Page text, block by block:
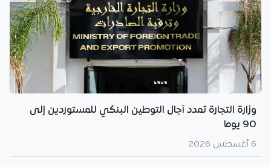
وزارة التجارة تمدد آجال التوطين البنكي للمستوردين إلى
90 يوما
6 أغسطس 2026